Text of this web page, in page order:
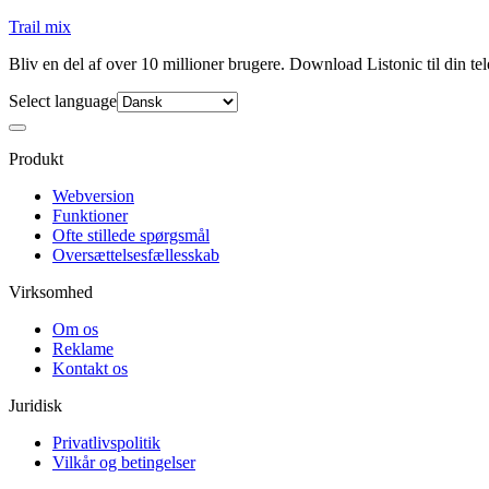
Trail mix
Bliv en del af over 10 millioner brugere. Download Listonic til din
Select language
Produkt
Webversion
Funktioner
Ofte stillede spørgsmål
Oversættelsesfællesskab
Virksomhed
Om os
Reklame
Kontakt os
Juridisk
Privatlivspolitik
Vilkår og betingelser